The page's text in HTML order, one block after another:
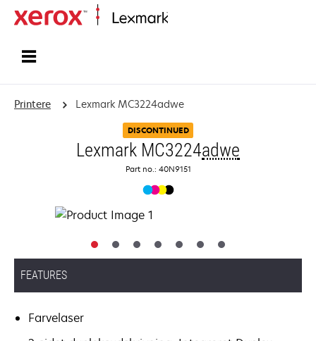
Printere Lexmark MC3224adwe
DISCONTINUED
Lexmark MC3224adwe
Part no.: 40N9151
FEATURES
Farvelaser